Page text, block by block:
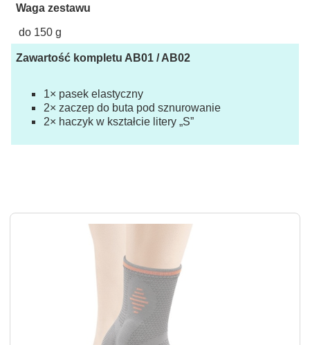
Waga zestawu
do 150 g
Zawartość kompletu AB01 / AB02
1× pasek elastyczny
2× zaczep do buta pod sznurowanie
2× haczyk w kształcie litery „S”